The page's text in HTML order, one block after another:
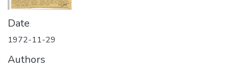
Date
1972-11-29
Authors